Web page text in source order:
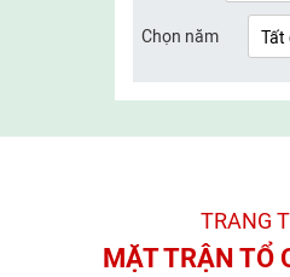
UBMTTQ Việt
UBMTTQ Việt
UBMTTQ Việt
UBMTTQ Việt
UBMTTQ Việt
Chọn năm
TRANG
MẶT TRẬN TỔ